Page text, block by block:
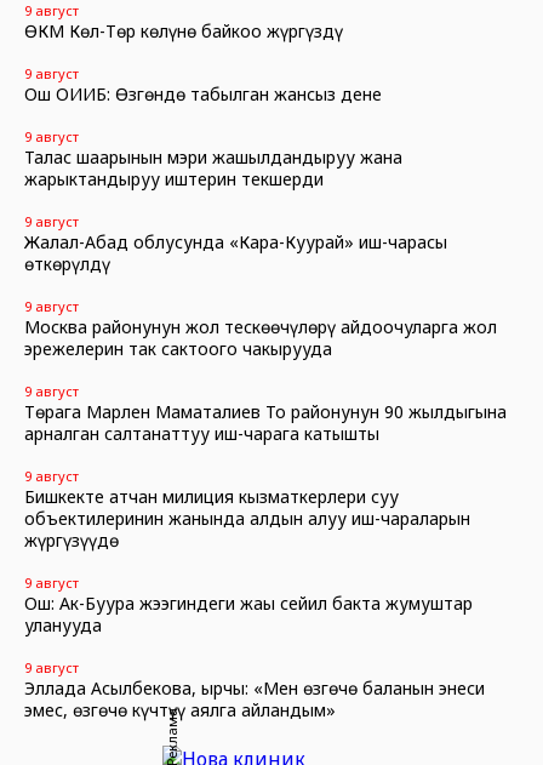
9 август
ӨКМ Көл-Төр көлүнө байкоо жүргүздү
9 август
Ош ОИИБ: Өзгөндө табылган жансыз дене
9 август
Талас шаарынын мэри жашылдандыруу жана
жарыктандыруу иштерин текшерди
9 август
Жалал-Абад облусунда «Кара-Куурай» иш-чарасы
өткөрүлдү
9 август
Москва районунун жол тескөөчүлөрү айдоочуларга жол
эрежелерин так сактоого чакырууда
9 август
Төрага Марлен Маматалиев Тоң районунун 90 жылдыгына
арналган салтанаттуу иш-чарага катышты
9 август
Бишкекте атчан милиция кызматкерлери суу
объектилеринин жанында алдын алуу иш-чараларын
жүргүзүүдө
9 август
Ош: Ак-Буура жээгиндеги жаңы сейил бакта жумуштар
уланууда
9 август
Эллада Асылбекова, ырчы: «Мен өзгөчө баланын энеси
эмес, өзгөчө күчтүү аялга айландым»
Реклама